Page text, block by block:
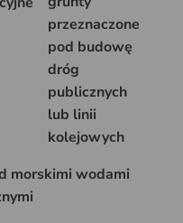
przeznaczone
pod budowę
dróg
publicznych
lub linii
kolejowych
morskimi wodami